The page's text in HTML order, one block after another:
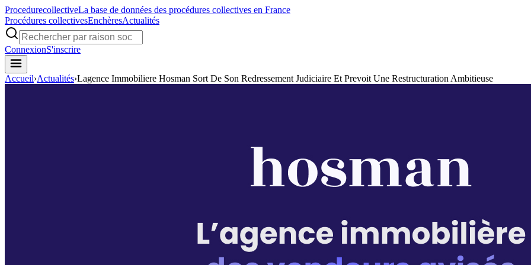
ProcedurecollectiveLa base de données des procédures collectives en France
Procédures collectivesEnchèresActualités
ConnexionS'inscrire
Accueil›Actualités›Lagence Immobiliere Hosman Sort De Son Redressement Judiciaire Et Prevoit Une Restructuration Ambitieuse